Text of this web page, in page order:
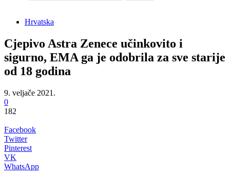
Hrvatska
Cjepivo Astra Zenece učinkovito i
sigurno, EMA ga je odobrila za sve starije
od 18 godina
9. veljače 2021.
0
182
Facebook
Twitter
Pinterest
VK
WhatsApp